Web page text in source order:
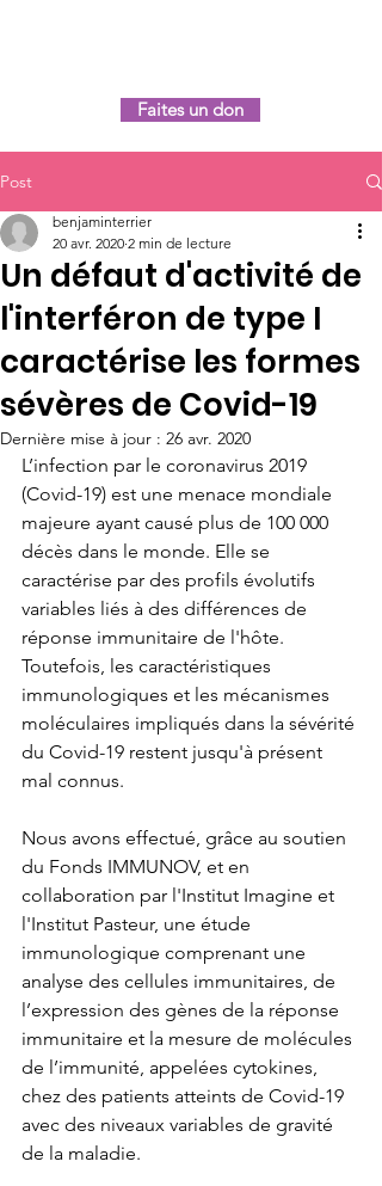
Faites un don
Post
Un défaut d'activité de
l'interféron de type I
caractérise les formes
sévères de Covid-19
benjaminterrier
20 avr. 2020 2 min de lecture
Dernière mise à jour : 26 avr. 2020
L’infection par le coronavirus 2019
(Covid-19) est une menace mondiale
majeure ayant causé plus de 100 000
décès dans le monde. Elle se
caractérise par des profils évolutifs
variables liés à des différences de
réponse immunitaire de l'hôte.
Toutefois, les caractéristiques
immunologiques et les mécanismes
moléculaires impliqués dans la sévérité
du Covid-19 restent jusqu'à présent
mal connus.
Nous avons effectué, grâce au soutien
du Fonds IMMUNOV, et en
collaboration par l'Institut Imagine et
l'Institut Pasteur, une étude
immunologique comprenant une
analyse des cellules immunitaires, de
l’expression des gènes de la réponse
immunitaire et la mesure de molécules
de l’immunité, appelées cytokines,
chez des patients atteints de Covid-19
avec des niveaux variables de gravité
de la maladie.